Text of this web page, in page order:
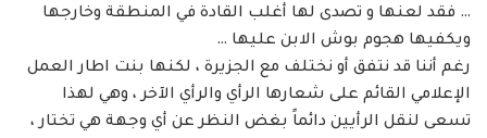
… فقد لعنها و تصدى لها أغلب القادة في المنطقة وخارجها
ويكفيها هجوم بوش الابن عليها …
رغم أننا قد نتفق أو نختلف مع الجزيرة ، لكنها بنت اطار العمل
الإعلامي القائم على شعارها الرأي والرأي الآخر ، وهي لهذا
تسعى لنقل الرأيين دائماً بغض النظر عن أي وجهة هي تختار ،